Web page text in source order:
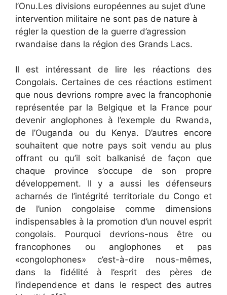
l’Onu.Les divisions européennes au sujet d’une
intervention militaire ne sont pas de nature à
régler la question de la guerre d’agression
rwandaise dans la région des Grands Lacs.
Il est intéressant de lire les réactions des
Congolais. Certaines de ces réactions estiment
que nous devrions rompre avec la francophonie
représentée par la Belgique et la France pour
devenir anglophones à l’exemple du Rwanda,
de l’Ouganda ou du Kenya. D’autres encore
souhaitent que notre pays soit vendu au plus
offrant ou qu’il soit balkanisé de façon que
chaque province s’occupe de son propre
développement. Il y a aussi les défenseurs
acharnés de l’intégrité territoriale du Congo et
de l’union congolaise comme dimensions
indispensables à la promotion d’un nouvel esprit
congolais. Pourquoi devrions-nous être ou
francophones ou anglophones et pas
«congolophones» c’est-à-dire nous-mêmes,
dans la fidélité à l’esprit des pères de
l’independence et dans le respect des autres